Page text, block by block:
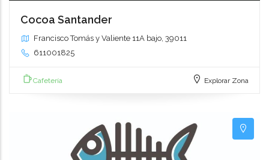
Cocoa Santander
Francisco Tomás y Valiente 11A bajo, 39011
611001825
Cafetería Explorar Zona